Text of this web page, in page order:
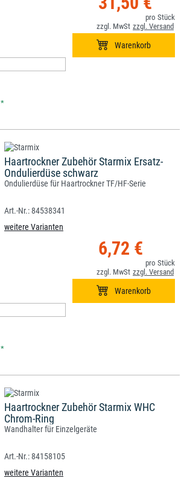
*
Haartrockner Zubehör Starmix Ersatz-
Ondulierdüse schwarz
Ondulierdüse für Haartrockner TF/HF-Serie
84538341
weitere Varianten
6,72 €
*
Haartrockner Zubehör Starmix WHC
Chrom-Ring
Wandhalter für Einzelgeräte
84158105
weitere Varianten